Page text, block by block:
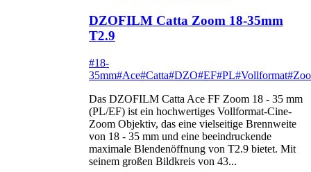
DZOFILM Catta Zoom 18-35mm
T2.9
#18-
35mm#Ace#Catta#DZO#EF#PL#Vollformat
Das DZOFILM Catta Ace FF Zoom 18 - 35 mm
(PL/EF) ist ein hochwertiges Vollformat-Cine-
Zoom Objektiv, das eine vielseitige Brennweite
von 18 - 35 mm und eine beeindruckende
maximale Blendenöffnung von T2.9 bietet. Mit
seinem großen Bildkreis von 43...